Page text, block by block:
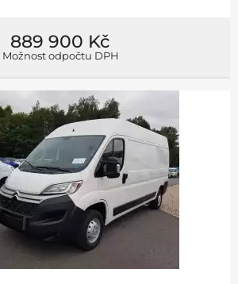
889 900 Kč
Možnost odpočtu DPH